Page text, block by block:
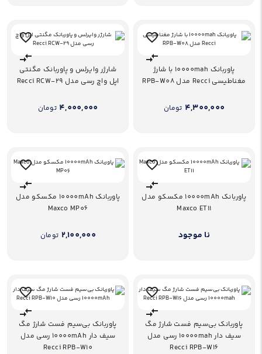
پاوربانک 10000mah با شارژ
مغناطیسی Recci مدل RPB-W08
4,300,000 تومان
شارژر وایرلس و پاوربانک مگنتی
اپل واچ رسی مدل Recci RCW-29
4,000,000 تومان
پاوربانک 10000mAh مکسکو مدل
Maxco ET11
نا موجود
پاوربانک 10000mAh مکسکو مدل
Maxco MP06
2,100,000 تومان
پاوربانک بی‌سیم فست شارژ مگ
سیف دار 10000mah رسی مدل
Recci RPB-W16
پاوربانک بی‌سیم فست شارژ مگ
سیف دار 10000mAh رسی مدل
Recci RPB-W10